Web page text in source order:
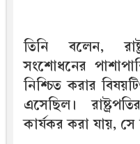
তিনি বলেন,
সংশোধনের
নিশ্চিত করার
এসেছিল।
কার্যকর করা যায়, সে